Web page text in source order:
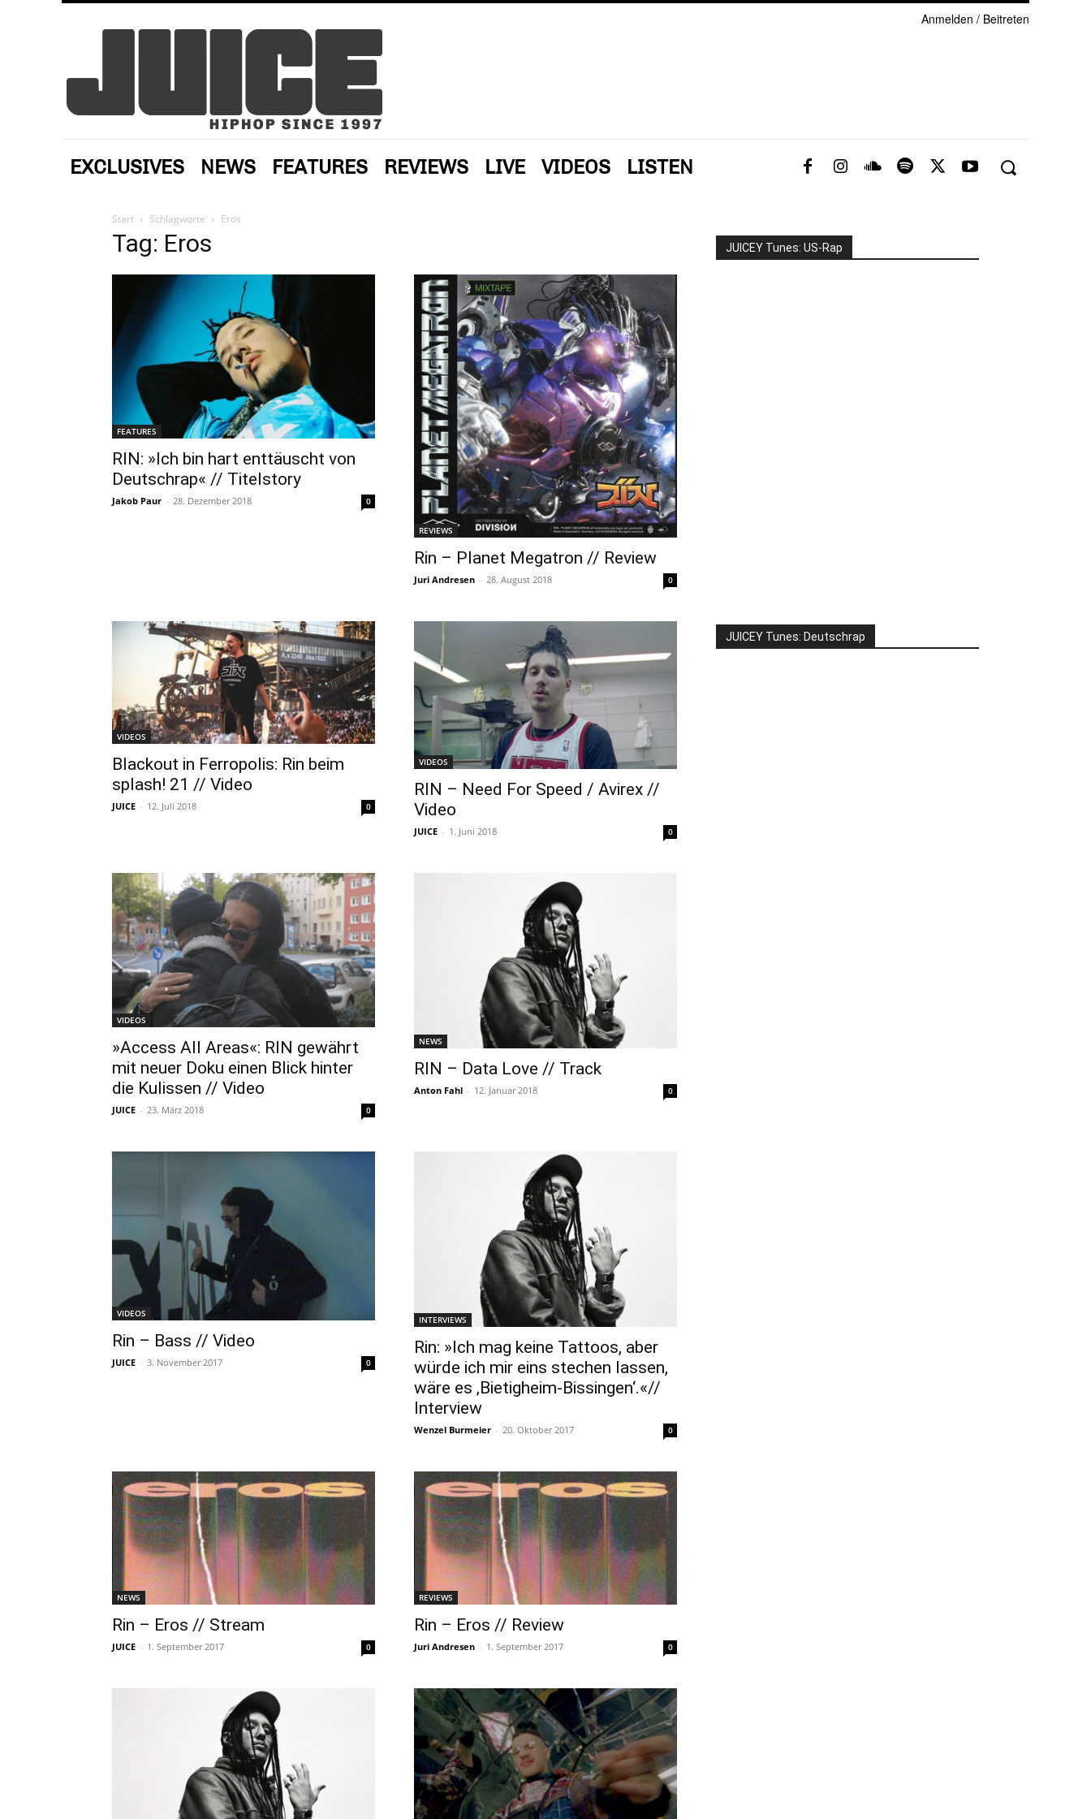
Anmelden / Beitreten
EXCLUSIVES NEWS FEATURES REVIEWS LIVE VIDEOS LISTEN
Start Schlagworte Eros
Tag: Eros
FEATURES
RIN: »Ich bin hart enttäuscht von
Deutschrap« // Titelstory
Jakob Paur - 28. Dezember 2018 0
REVIEWS
Rin – Planet Megatron // Review
Juri Andresen - 28. August 2018 0
VIDEOS
Blackout in Ferropolis: Rin beim
splash! 21 // Video
JUICE - 12. Juli 2018 0
VIDEOS
RIN – Need For Speed / Avirex //
Video
JUICE - 1. Juni 2018 0
VIDEOS
»Access All Areas«: RIN gewährt
mit neuer Doku einen Blick hinter
die Kulissen // Video
JUICE - 23. März 2018 0
NEWS
RIN – Data Love // Track
Anton Fahl - 12. Januar 2018 0
VIDEOS
Rin – Bass // Video
JUICE - 3. November 2017 0
INTERVIEWS
Rin: »Ich mag keine Tattoos, aber
würde ich mir eins stechen lassen,
wäre es ‚Bietigheim-Bissingen‘.«//
Interview
Wenzel Burmeier - 20. Oktober 2017 0
NEWS
Rin – Eros // Stream
JUICE - 1. September 2017 0
REVIEWS
Rin – Eros // Review
Juri Andresen - 1. September 2017 0
JUICEY Tunes: US-Rap
JUICEY Tunes: Deutschrap